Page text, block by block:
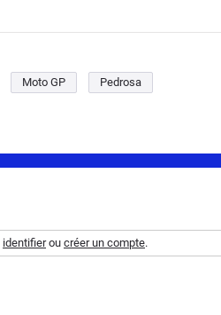
Moto GP Pedrosa
identifierou créer un compte.